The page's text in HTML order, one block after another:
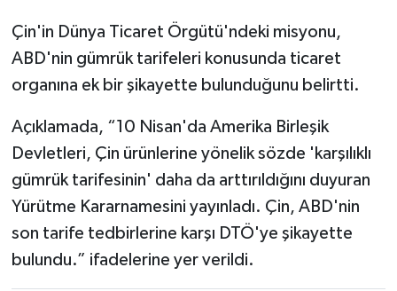
Çin'in Dünya Ticaret Örgütü'ndeki misyonu,
ABD'nin gümrük tarifeleri konusunda ticaret
organına ek bir şikayette bulunduğunu belirtti.
Açıklamada, “10 Nisan'da Amerika Birleşik
Devletleri, Çin ürünlerine yönelik sözde 'karşılıklı
gümrük tarifesinin' daha da arttırıldığını duyuran
Yürütme Kararnamesini yayınladı. Çin, ABD'nin
son tarife tedbirlerine karşı DTÖ'ye şikayette
bulundu.” ifadelerine yer verildi.